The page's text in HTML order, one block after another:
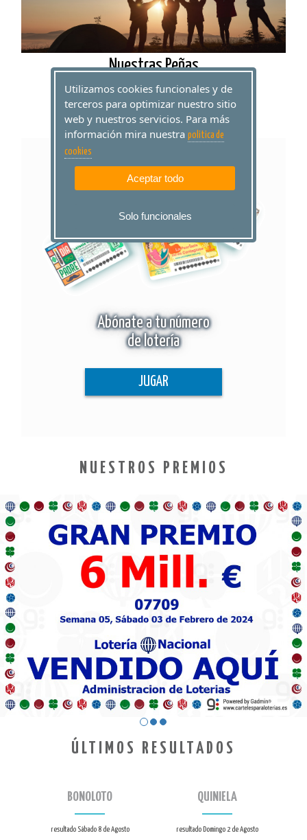
Nuestras Peñas
JUGAR
Abónate a tu número
de lotería
JUGAR
NUESTROS PREMIOS
ÚLTIMOS RESULTADOS
BONOLOTO
resultado Sábado 8 de Agosto
QUINIELA
resultado Domingo 2 de Agosto
Utilizamos cookies funcionales y de
terceros para optimizar nuestro sitio
web y nuestros servicios. Para más
información mira nuestra politica de
cookies
Aceptar todo
Solo funcionales